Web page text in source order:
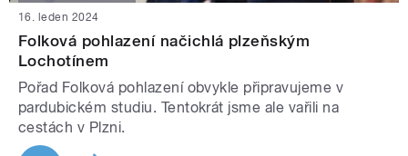
16. leden 2024
Folková pohlazení načichlá plzeňským
Lochotínem
Pořad Folková pohlazení obvykle připravujeme v
pardubickém studiu. Tentokrát jsme ale vařili na
cestách v Plzni.